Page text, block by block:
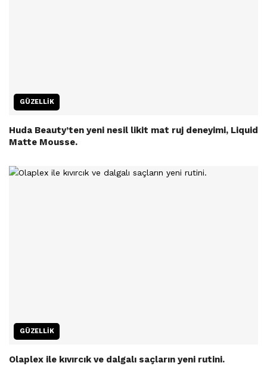
GÜZELLIK
Huda Beauty’ten yeni nesil likit mat ruj deneyimi, Liquid
Matte Mousse.
GÜZELLIK
Olaplex ile kıvırcık ve dalgalı saçların yeni rutini.